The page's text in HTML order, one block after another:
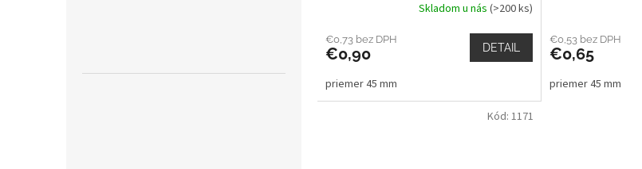
Skladom u nás (>200 ks)
€0,73 bez DPH
€0,90 DETAIL
priemer 45 mm
€0,53 bez DPH
€0,65
priemer 45 mm
Kód: 1171